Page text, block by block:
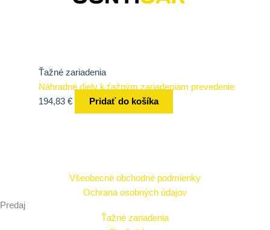
Ťažné zariadenia
Náhradné diely k ťažným zariadeniam prevedenie
194,83 € Pridať do košíka
Všeobecné obchodné podmienky
Ochrana osobných údajov
Predaj
Ťažné zariadenia